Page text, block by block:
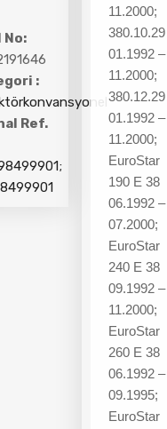
No:
:
Ref.
11.2000;
380.10.29
01.1992 –
11.2000;
380.12.29
01.1992 –
11.2000;
EuroStar
190 E 38
06.1992 –
07.2000;
EuroStar
240 E 38
09.1992 –
11.2000;
EuroStar
260 E 38
06.1992 –
09.1995;
EuroStar